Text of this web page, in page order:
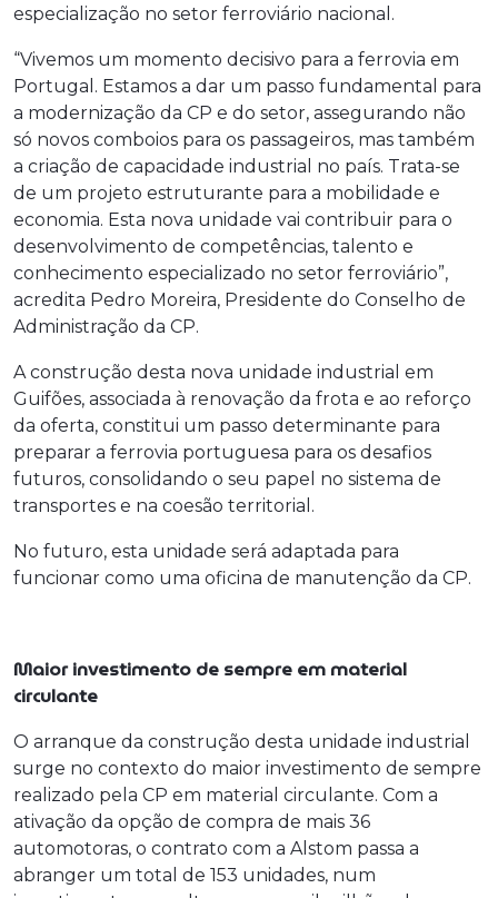
especialização no setor ferroviário nacional.
“Vivemos um momento decisivo para a ferrovia em
Portugal. Estamos a dar um passo fundamental para
a modernização da CP e do setor, assegurando não
só novos comboios para os passageiros, mas também
a criação de capacidade industrial no país. Trata-se
de um projeto estruturante para a mobilidade e
economia. Esta nova unidade vai contribuir para o
desenvolvimento de competências, talento e
conhecimento especializado no setor ferroviário”,
acredita Pedro Moreira, Presidente do Conselho de
Administração da CP.
A construção desta nova unidade industrial em
Guifões, associada à renovação da frota e ao reforço
da oferta, constitui um passo determinante para
preparar a ferrovia portuguesa para os desafios
futuros, consolidando o seu papel no sistema de
transportes e na coesão territorial.
No futuro, esta unidade será adaptada para
funcionar como uma oficina de manutenção da CP.
Maior investimento de sempre em material
circulante
O arranque da construção desta unidade industrial
surge no contexto do maior investimento de sempre
realizado pela CP em material circulante. Com a
ativação da opção de compra de mais 36
automotoras, o contrato com a Alstom passa a
abranger um total de 153 unidades, num